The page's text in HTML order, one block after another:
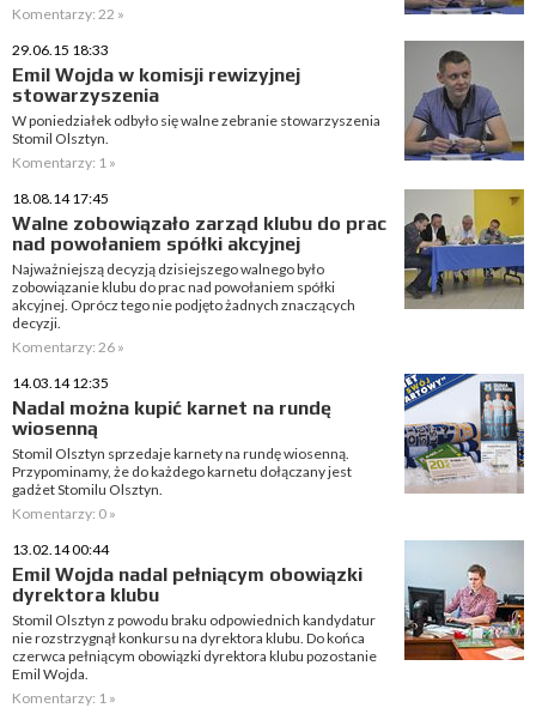
Komentarzy: 22 »
29.06.15 18:33
Emil Wojda w komisji rewizyjnej
stowarzyszenia
W poniedziałek odbyło się walne zebranie stowarzyszenia
Stomil Olsztyn.
Komentarzy: 1 »
18.08.14 17:45
Walne zobowiązało zarząd klubu do prac
nad powołaniem spółki akcyjnej
Najważniejszą decyzją dzisiejszego walnego było
zobowiązanie klubu do prac nad powołaniem spółki
akcyjnej. Oprócz tego nie podjęto żadnych znaczących
decyzji.
Komentarzy: 26 »
14.03.14 12:35
Nadal można kupić karnet na rundę
wiosenną
Stomil Olsztyn sprzedaje karnety na rundę wiosenną.
Przypominamy, że do każdego karnetu dołączany jest
gadżet Stomilu Olsztyn.
Komentarzy: 0 »
13.02.14 00:44
Emil Wojda nadal pełniącym obowiązki
dyrektora klubu
Stomil Olsztyn z powodu braku odpowiednich kandydatur
nie rozstrzygnął konkursu na dyrektora klubu. Do końca
czerwca pełniącym obowiązki dyrektora klubu pozostanie
Emil Wojda.
Komentarzy: 1 »